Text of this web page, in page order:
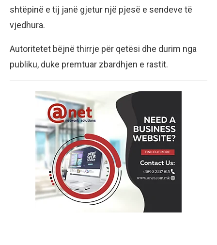
shtëpinë e tij janë gjetur një pjesë e sendeve të
vjedhura.
Autoritetet bëjnë thirrje për qetësi dhe durim nga
publiku, duke premtuar zbardhjen e rastit.